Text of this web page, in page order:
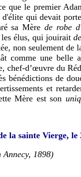
que le premier
qui devait
sa Mère de robe
les élus, qui jouirait
non seulement
comme une belle
chef-d’œuvre du
bénédictions de
et
Mère est son
la sainte Vierge, le
1898)